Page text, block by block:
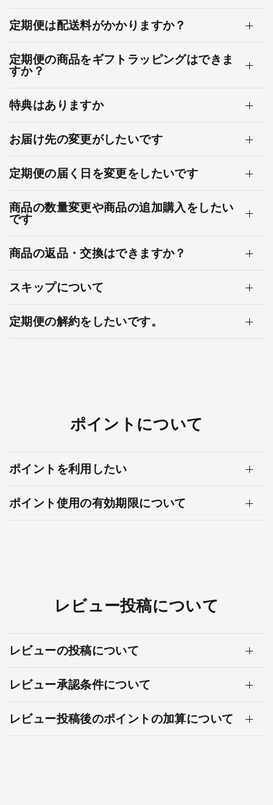
定期便は配送料がかかりますか？
定期便の商品をギフトラッピングはできま
すか？
特典はありますか
お届け先の変更がしたいです
定期便の届く日を変更をしたいです
商品の数量変更や商品の追加購入をしたい
です
商品の返品・交換はできますか？
スキップについて
定期便の解約をしたいです。
ポイントについて
ポイントを利用したい
ポイント使用の有効期限について
レビュー投稿について
レビューの投稿について
レビュー承認条件について
レビュー投稿後のポイントの加算について